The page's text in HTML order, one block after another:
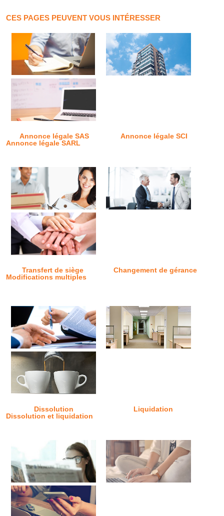
CES PAGES PEUVENT VOUS INTÉRESSER
Annonce légale SAS
Annonce légale SCI
Annonce légale SARL
Transfert de siège
Changement de gérance
Modifications multiples
Dissolution
Liquidation
Dissolution et liquidation